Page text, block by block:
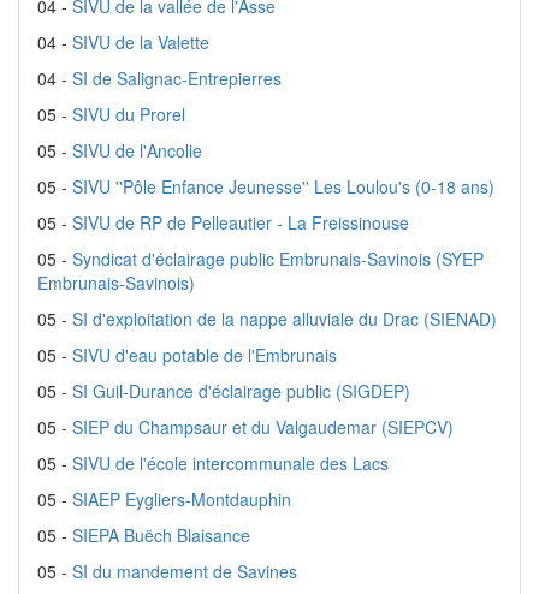
04 - SIVU de la vallée de l'Asse
04 - SIVU de la Valette
04 - SI de Salignac-Entrepierres
05 - SIVU du Prorel
05 - SIVU de l'Ancolie
05 - SIVU ''Pôle Enfance Jeunesse'' Les Loulou's (0-18 ans)
05 - SIVU de RP de Pelleautier - La Freissinouse
05 - Syndicat d'éclairage public Embrunais-Savinois (SYEP
Embrunais-Savinois)
05 - SI d'exploitation de la nappe alluviale du Drac (SIENAD)
05 - SIVU d'eau potable de l'Embrunais
05 - SI Guil-Durance d'éclairage public (SIGDEP)
05 - SIEP du Champsaur et du Valgaudemar (SIEPCV)
05 - SIVU de l'école intercommunale des Lacs
05 - SIAEP Eygliers-Montdauphin
05 - SIEPA Buëch Blaisance
05 - SI du mandement de Savines